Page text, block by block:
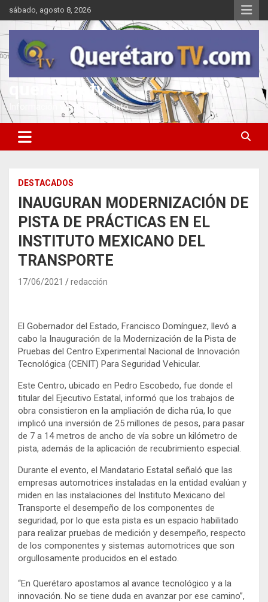
Saltar
al
contenido
sábado, agosto 8, 2026
queretarotv
Información y entretenimiento
DESTACADOS
INAUGURAN MODERNIZACIÓN DE
PISTA DE PRÁCTICAS EN EL
INSTITUTO MEXICANO DEL
TRANSPORTE
17/06/2021 redacción
El Gobernador del Estado, Francisco Domínguez, llevó a
cabo la Inauguración de la Modernización de la Pista de
Pruebas del Centro Experimental Nacional de Innovación
Tecnológica (CENIT) Para Seguridad Vehicular.
Este Centro, ubicado en Pedro Escobedo, fue donde el
titular del Ejecutivo Estatal, informó que los trabajos de
obra consistieron en la ampliación de dicha rúa, lo que
implicó una inversión de 25 millones de pesos, para pasar
de 7 a 14 metros de ancho de vía sobre un kilómetro de
pista, además de la aplicación de recubrimiento especial.
Durante el evento, el Mandatario Estatal señaló que las
empresas automotrices instaladas en la entidad evalúan y
miden en las instalaciones del Instituto Mexicano del
Transporte el desempeño de los componentes de
seguridad, por lo que esta pista es un espacio habilitado
para realizar pruebas de medición y desempeño, respecto
de los componentes y sistemas automotrices que son
orgullosamente producidos en el estado.
“En Querétaro apostamos al avance tecnológico y a la
innovación. No se tiene duda en avanzar por ese camino”,